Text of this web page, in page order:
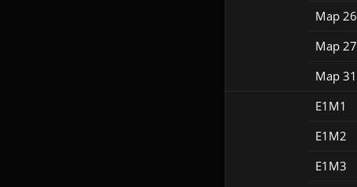
Map 26
Map 27
Map 31
E1M1
E1M2
E1M3